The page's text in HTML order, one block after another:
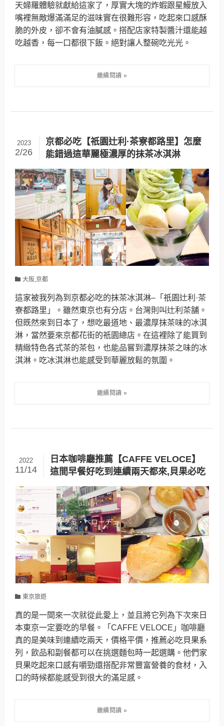
天婦羅體驗就獻給這家了，厚實大塊的炸蝦跟星鰻放入
嘴裡無敵爆滿滿足的滋味實在很難形容，吃起來口感酥
脆的外皮，卻不會有油膩感。搭配店家特製醬汁還能越
吃越香，每一口都很下飯。絕對讓人整碗吃光光。
京都必吃【祇園辻利·茶寮都路里】怎麼
能錯過這華麗極濃厚的抹茶冰淇淋
2023
2/26
大阪,京都
這家被我列為到京都必吃的抹茶冰淇淋–「祇園辻利·茶
寮都路里」。雖然東京也有分店。台灣則叫辻利茶舗。
但既然來到日本了，想吃最道地、最濃厚抹茶味的冰淇
淋，當然要來京都花街的祇園總店。在這裡除了能買到
精緻特色各式茶的茶包，也能品嘗到濃厚抹茶之味的冰
淇淋。吃冰淇淋也能感受到華麗放鬆的氛圍。
日本咖啡廳推薦【CAFFE VELOCE】
這間早餐好吃到連續兩天都來,貝果必吃
2022
11/14
東京旅遊
真的是一間來一次就從此愛上，並且將它列為下次來日
本東京一定要吃的早餐。「CAFFE VELOCE」咖啡廳
真的是美味到連續吃兩天，價格平價，推薦必吃貝果系
列，飲品和副餐都可以在挑選麵包時一起選購。他們家
貝果吃起來口感有嚼勁還搭配非常豐富營養的食材，入
口的時候都能感受到很大的滿足感。